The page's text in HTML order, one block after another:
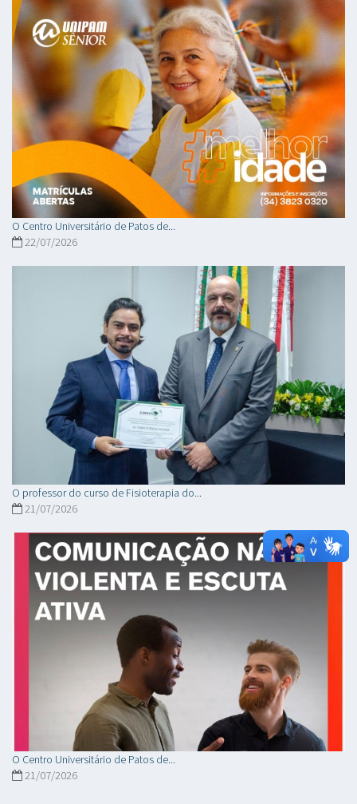
O Centro Universitário de Patos de...
22/07/2026
O professor do curso de Fisioterapia do...
21/07/2026
O Centro Universitário de Patos de...
21/07/2026